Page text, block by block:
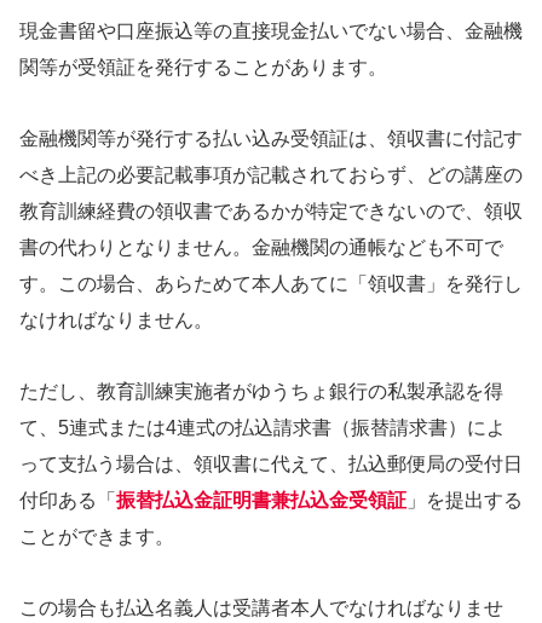
現金書留や口座振込等の直接現金払いでない場合、金融機
関等が受領証を発行することがあります。
金融機関等が発行する払い込み受領証は、領収書に付記す
べき上記の必要記載事項が記載されておらず、どの講座の
教育訓練経費の領収書であるかが特定できないので、領収
書の代わりとなりません。金融機関の通帳なども不可で
す。この場合、あらためて本人あてに「領収書」を発行し
なければなりません。
ただし、教育訓練実施者がゆうちょ銀行の私製承認を得
て、5連式または4連式の払込請求書（振替請求書）によ
って支払う場合は、領収書に代えて、払込郵便局の受付日
付印ある「 振替払込金証明書兼払込金受領証 」を提出する
ことができます。
この場合も払込名義人は受講者本人でなければなりませ